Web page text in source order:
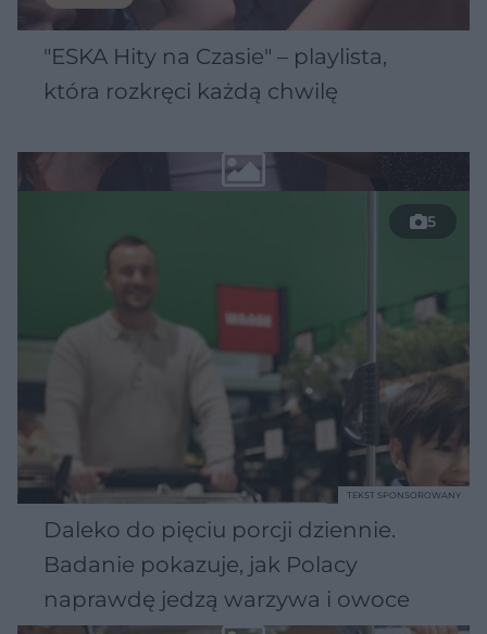
"ESKA Hity na Czasie" – playlista,
która rozkręci każdą chwilę
5
Daleko do pięciu porcji dziennie.
Badanie pokazuje, jak Polacy
naprawdę jedzą warzywa i owoce
TEKST SPONSOROWANY